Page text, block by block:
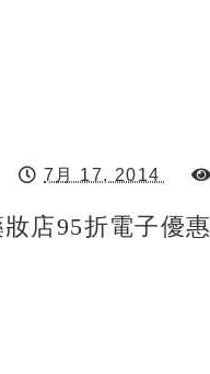
7月 17, 2014
店95折電子優惠